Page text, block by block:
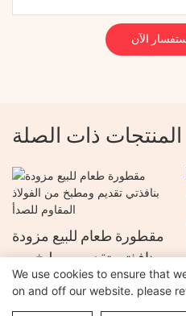
الآن
المنتجات ذات الصلة
مقطورة طعام للبيع مزودة
بنافذتي تقديم ومطبخ من
الفولاذ المقاوم للصدأ
We use cookies to ensure that
on and off our website. please